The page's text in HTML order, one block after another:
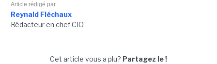
Article rédigé par
Reynald Fléchaux
Rédacteur en chef CIO
Cet article vous a plu? Partagez le !